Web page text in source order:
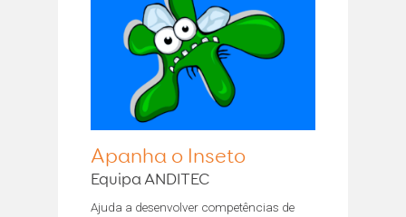
Apanha o Inseto
Equipa ANDITEC
Ajuda a desenvolver competências de